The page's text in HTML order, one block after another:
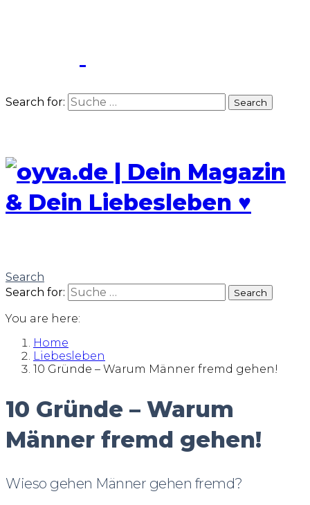
Search for: Search
Search
Search for:
Search
You are here:
Home
Liebesleben
10 Gründe – Warum Männer fremd gehen!
10 Gründe – Warum
Männer fremd gehen!
Wieso gehen Männer gehen fremd?